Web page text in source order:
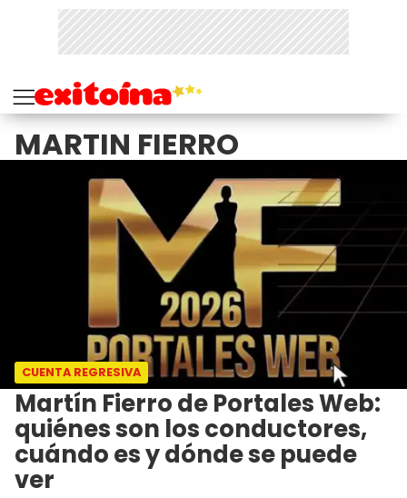
MARTIN FIERRO
CUENTA REGRESIVA
Martín Fierro de Portales Web:
quiénes son los conductores,
cuándo es y dónde se puede
ver